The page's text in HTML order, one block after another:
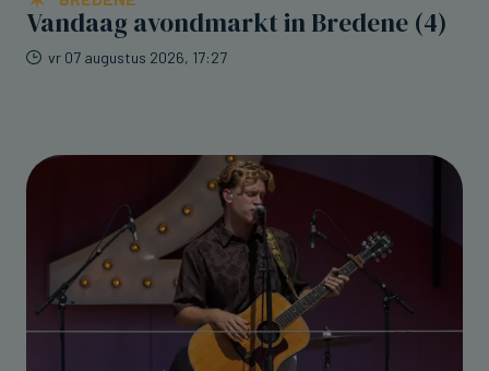
Vandaag avondmarkt in Bredene (4)
vr 07 augustus 2026, 17:27